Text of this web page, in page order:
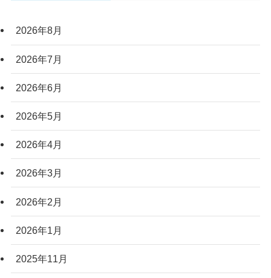
2026年8月
2026年7月
2026年6月
2026年5月
2026年4月
2026年3月
2026年2月
2026年1月
2025年11月